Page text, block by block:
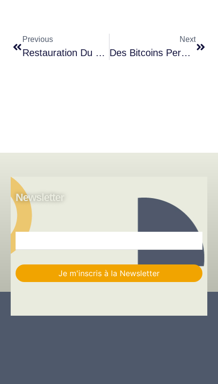
Previous
Restauration Du Hidden Wallet Ledger – Que Faire Lorsque Vous Perdez L’accès À Votre Hidden Wallet Ledger ?
Next
Des Bitcoins Perdus À Jamais : La Fortune Oubliée De James Howells (et Comment Éviter Ce Cauchemar)
Newsletter